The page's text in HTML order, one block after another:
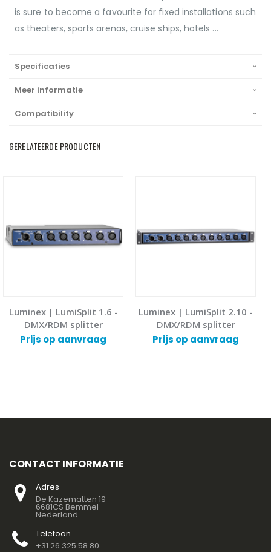
is sure to become a favourite for fixed installations such
as theaters, sports arenas, cruise ships, hotels ...
Specificaties
Meer informatie
Compatibility
GERELATEERDE PRODUCTEN
Luminex | LumiSplit 1.6 -
DMX/RDM splitter
Prijs op aanvraag
Luminex | LumiSplit 2.10 -
DMX/RDM splitter
Prijs op aanvraag
CONTACT INFORMATIE
Adres
De Kazematten 19
6681CS Bemmel
Nederland
Telefoon
+31 26 325 58 80